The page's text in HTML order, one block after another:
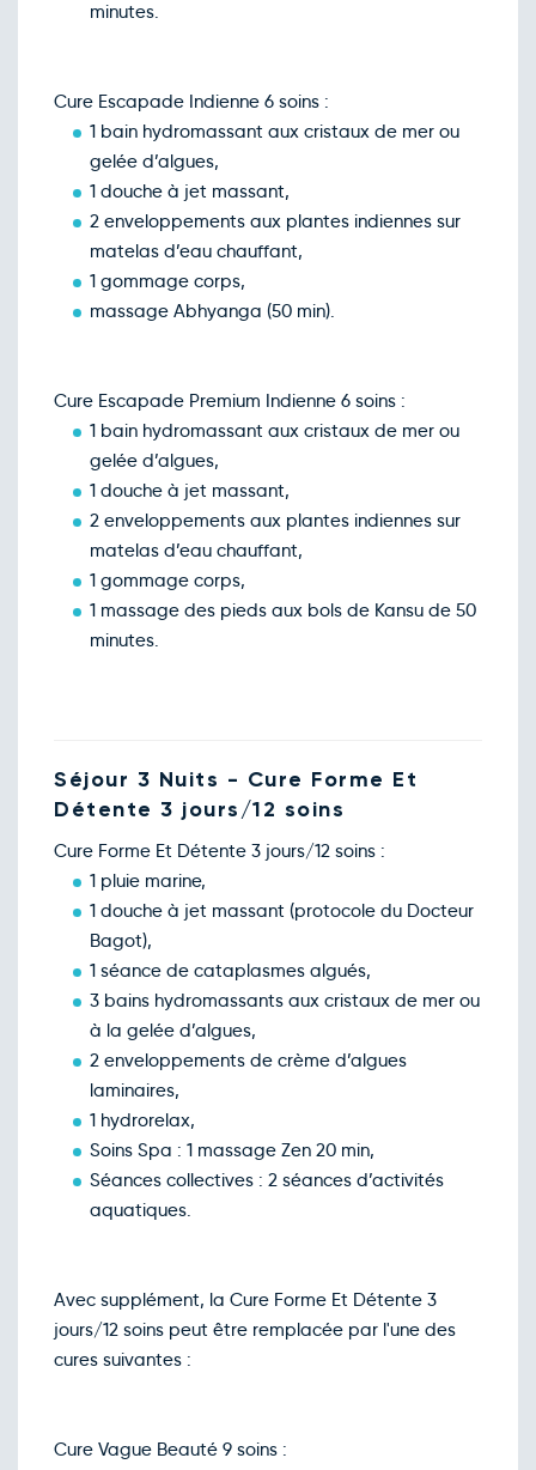
minutes.
Cure Escapade Indienne 6 soins :
1 bain hydromassant aux cristaux de mer ou
gelée d’algues,
1 douche à jet massant,
2 enveloppements aux plantes indiennes sur
matelas d’eau chauffant,
1 gommage corps,
massage Abhyanga (50 min).
Cure Escapade Premium Indienne 6 soins :
1 bain hydromassant aux cristaux de mer ou
gelée d’algues,
1 douche à jet massant,
2 enveloppements aux plantes indiennes sur
matelas d’eau chauffant,
1 gommage corps,
1 massage des pieds aux bols de Kansu de 50
minutes.
Séjour 3 Nuits - Cure Forme Et
Détente 3 jours/12 soins
Cure Forme Et Détente 3 jours/12 soins :
1 pluie marine,
1 douche à jet massant (protocole du Docteur
Bagot),
1 séance de cataplasmes algués,
3 bains hydromassants aux cristaux de mer ou
à la gelée d’algues,
2 enveloppements de crème d’algues
laminaires,
1 hydrorelax,
Soins Spa : 1 massage Zen 20 min,
Séances collectives : 2 séances d’activités
aquatiques.
Avec supplément, la Cure Forme Et Détente 3
jours/12 soins peut être remplacée par l'une des
cures suivantes :
Cure Vague Beauté 9 soins :